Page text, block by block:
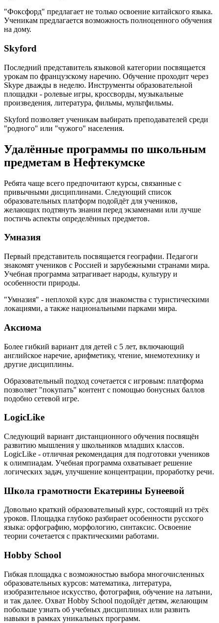
"Фоксфорд" предлагает не только освоение китайского языка.
Ученикам предлагается возможность полноценного обучения
на дому.
Skyford
Последний представитель языковой категории посвящается
урокам по французскому наречию. Обучение проходит через
Skype дважды в неделю. Инструменты образовательной
площадки - ролевые игры, кроссворды, музыкальные
произведения, литература, фильмы, мультфильмы.
Skyford позволяет ученикам выбирать преподавателей среди
"родного" или "чужого" населения.
Удалённые программы по школьным
предметам в Нефтекумске
Ребята чаще всего предпочитают курсы, связанные с
привычными дисциплинами. Следующий список
образовательных платформ подойдёт для учеников,
желающих подтянуть знания перед экзаменами или лучше
постичь аспекты определённых предметов.
Умназия
Первый представитель посвящается географии. Педагоги
знакомят учеников с Россией и зарубежными странами мира.
Учебная программа затрагивает народы, культуру и
особенности природы.
"Умназия" - неплохой курс для знакомства с туристическими
локациями, а также национальными парками мира.
Аксиома
Более гибкий вариант для детей с 5 лет, включающий
английское наречие, арифметику, чтение, мнемотехнику и
другие дисциплины.
Образовательный подход сочетается с игровым: платформа
позволяет "покупать" контент с помощью бонусных баллов
подобно сетевой игре.
LogicLike
Следующий вариант дистанционного обучения посвящён
развитию мышления у школьников младших классов.
LogicLike - отличная рекомендация для подготовки учеников
к олимпиадам. Учебная программа охватывает решение
логических задач, улучшение концентрации, проработку речи.
Школа грамотности Екатерины Бунеевой
Довольно краткий образовательный курс, состоящий из трёх
уроков. Площадка глубоко разбирает особенности русского
языка: орфографию, морфологию, синтаксис. Освоение
теории сочетается с практическими работами.
Hobby School
Гибкая площадка с возможностью выбора многочисленных
образовательных курсов: математика, литература,
изобразительное искусство, фотография, обучение на латыни,
и так далее. Охват Hobby School подойдёт детям, желающим
побольше узнать об учебных дисциплинах или развить
навыки в рамках уникальных программ.